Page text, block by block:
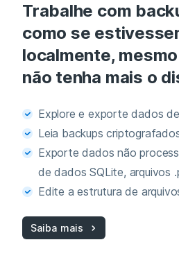
Trabalhe com
como se
localmente,
não tenha mais o
Explore e exporte dados
Leia backups
Exporte dados não
de dados SQLite, arquivos
Edite a estrutura de
Saiba mais